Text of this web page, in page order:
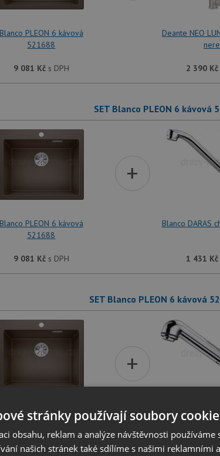
Blanco PLEON 6 kávová
521688
9 081 Kčs DPH
Deante NEO
2 390 Kč
SET Blanco PLEON 6 kávová
Blanco PLEON 6 kávová
521688
9 081 Kčs DPH
+
Blanco DARAS
1 431 Kč
SET Blanco PLEON 6 kávová
PLEON 6 kávová
9 081 Kč s DPH
+
Blanco
2 421 Kč
stránky používají soubory
obsahu, reklam a analýze návštěvnosti
našich stránek také sdílíme s našimi reklamními